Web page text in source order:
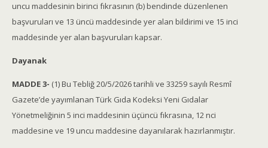
uncu maddesinin birinci fıkrasının (b) bendinde düzenlenen
başvuruları ve 13 üncü maddesinde yer alan bildirimi ve 15 inci
maddesinde yer alan başvuruları kapsar.
Dayanak
MADDE 3- (1) Bu Tebliğ 20/5/2026 tarihli ve 33259 sayılı Resmî
Gazete’de yayımlanan Türk Gıda Kodeksi Yeni Gıdalar
Yönetmeliğinin 5 inci maddesinin üçüncü fıkrasına, 12 nci
maddesine ve 19 uncu maddesine dayanılarak hazırlanmıştır.